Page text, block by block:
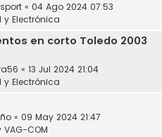
« 04 Ago 2024 07:53
y Electrónica
en corto Toledo 2003
« 13 Jul 2024 21:04
y Electrónica
« 09 May 2024 21:47
COM